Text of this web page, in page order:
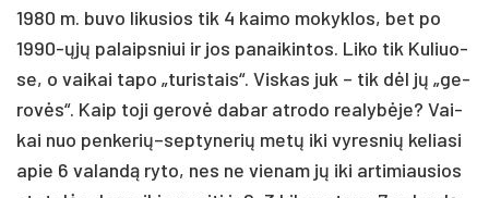
1980 m. bu­vo li­ku­sios tik 4 kai­mo mo­kyk­los, bet po
1990-ųjų pa­laips­niui ir jos pa­nai­kin­tos. Li­ko tik Ku­liuo­
se, o vai­kai ta­po „tu­ris­tais“. Vis­kas juk – tik dėl jų „ge­
rovės“. Kaip to­ji ge­rovė da­bar at­ro­do rea­lybė­je? Vai­
kai nuo penkerių–septynerių metų iki vy­res­nių ke­lia­si
apie 6 va­landą ry­to, nes ne vie­nam jų iki ar­ti­miau­sios